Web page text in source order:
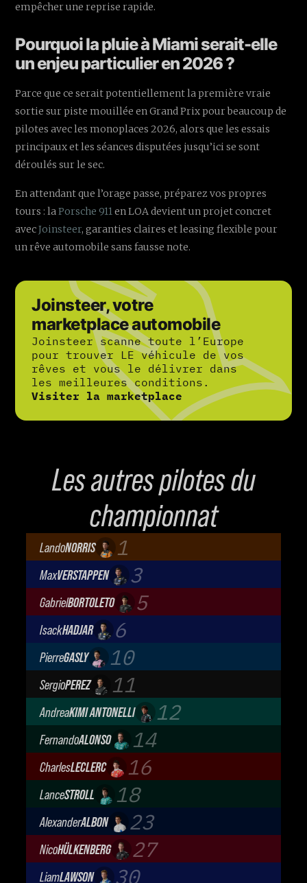
empêcher une reprise rapide.
Pourquoi la pluie à Miami serait-elle
un enjeu particulier en 2026 ?
Parce que ce serait potentiellement la première vraie
sortie sur piste mouillée en Grand Prix pour beaucoup de
pilotes avec les monoplaces 2026, alors que les essais
principaux et les séances disputées jusqu’ici se sont
déroulés sur le sec.
En attendant que l’orage passe, préparez vos propres
tours : laPorsche 911en LOA devient un projet concret
avecJoinsteer, garanties claires et leasing flexible pour
un rêve automobile sans fausse note.
Joinsteer, votre
marketplace automobile
Joinsteer scanne toute l’Europe
pour trouver LE véhicule de vos
rêves et vous le délivrer dans
les meilleures conditions.
Visiter la marketplace
Les autres pilotes du
championnat
LandoNORRIS 1
McLaren Mastercard F1 Team
MaxVERSTAPPEN 3
Oracle Red Bull Racing
GabrielBORTOLETO 5
Audi Revolut F1 Team
IsackHADJAR 6
Oracle Red Bull Racing
PierreGASLY 10
BWT Alpine Formula One Team
SergioPEREZ 11
Cadillac Formula 1 Team
AndreaKIMI ANTONELLI 12
Mercedes-AMG Petronas F1 Team
FernandoALONSO 14
Aston Martin Aramco F1 Team
CharlesLECLERC 16
Scuderia Ferrari
LanceSTROLL 18
Aston Martin Aramco F1 Team
AlexanderALBON 23
Atlassian Williams F1 Team
NicoHÜLKENBERG 27
Audi Revolut F1 Team
LiamLAWSON 30